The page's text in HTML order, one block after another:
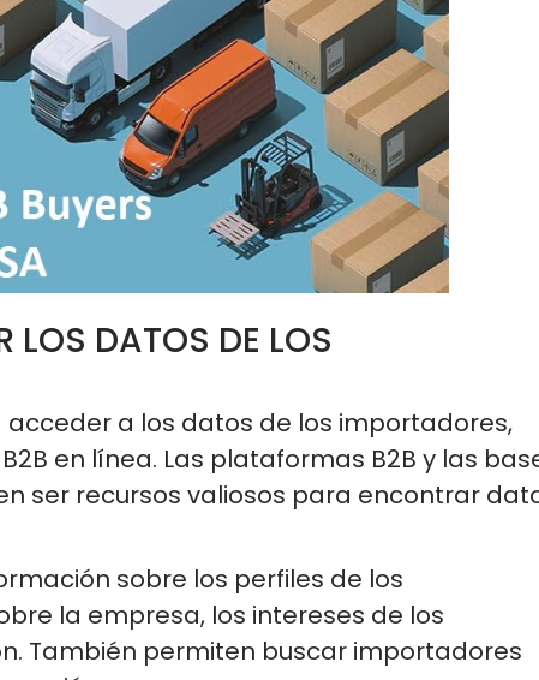
LOS DATOS DE LOS
a los datos de los importadores,
en línea. Las plataformas B2B y las
ser recursos valiosos para encontrar
sobre los perfiles de los
la empresa, los intereses de los
También permiten buscar importadores